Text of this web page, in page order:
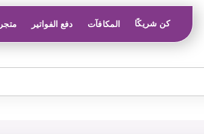
دفع الفواتير المكافآت كن شريكًا